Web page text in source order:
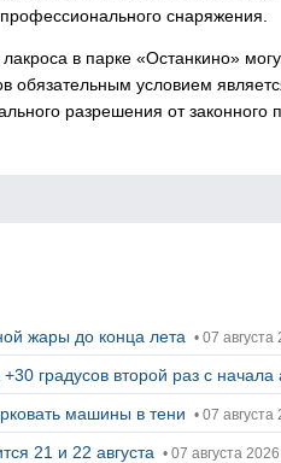
снаряжения.
в парке «Останкино»
обязательным условием
разрешения от законного
жары до конца лета • 07 августа
градусов второй раз с начала
машины в тени • 07 августа
21 и 22 августа • 07 августа 2026